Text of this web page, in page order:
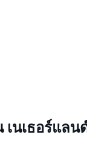
เนเธอร์แลน